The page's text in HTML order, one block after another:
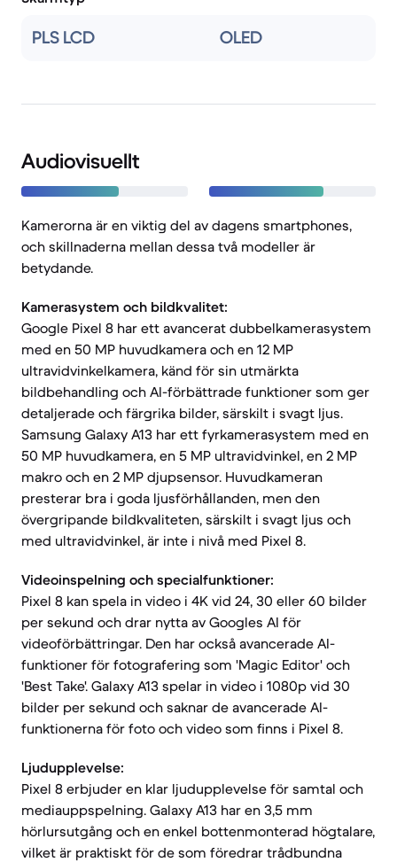
PLS LCD OLED
Audiovisuellt
Kamerorna är en viktig del av dagens smartphones,
och skillnaderna mellan dessa två modeller är
betydande.
Kamerasystem och bildkvalitet:
Google Pixel 8 har ett avancerat dubbelkamerasystem
med en 50 MP huvudkamera och en 12 MP
ultravidvinkelkamera, känd för sin utmärkta
bildbehandling och AI-förbättrade funktioner som ger
detaljerade och färgrika bilder, särskilt i svagt ljus.
Samsung Galaxy A13 har ett fyrkamerasystem med en
50 MP huvudkamera, en 5 MP ultravidvinkel, en 2 MP
makro och en 2 MP djupsensor. Huvudkameran
presterar bra i goda ljusförhållanden, men den
övergripande bildkvaliteten, särskilt i svagt ljus och
med ultravidvinkel, är inte i nivå med Pixel 8.
Videoinspelning och specialfunktioner:
Pixel 8 kan spela in video i 4K vid 24, 30 eller 60 bilder
per sekund och drar nytta av Googles AI för
videoförbättringar. Den har också avancerade AI-
funktioner för fotografering som 'Magic Editor' och
'Best Take'. Galaxy A13 spelar in video i 1080p vid 30
bilder per sekund och saknar de avancerade AI-
funktionerna för foto och video som finns i Pixel 8.
Ljudupplevelse:
Pixel 8 erbjuder en klar ljudupplevelse för samtal och
mediauppspelning. Galaxy A13 har en 3,5 mm
hörlursutgång och en enkel bottenmonterad högtalare,
vilket är praktiskt för de som föredrar trådbundna